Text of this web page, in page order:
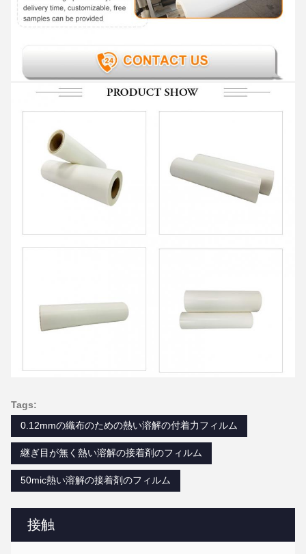
接触
Tags:
0.12mmの織布のための熱い溶解の付着力フィルム
継ぎ目が無く熱い溶解の接着剤のフィルム
50mic熱い溶解の接着剤のフィルム